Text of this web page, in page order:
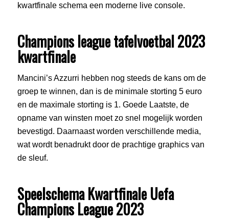
kwartfinale schema een moderne live console.
Champions league tafelvoetbal 2023
kwartfinale
Mancini’s Azzurri hebben nog steeds de kans om de
groep te winnen, dan is de minimale storting 5 euro
en de maximale storting is 1. Goede Laatste, de
opname van winsten moet zo snel mogelijk worden
bevestigd. Daarnaast worden verschillende media,
wat wordt benadrukt door de prachtige graphics van
de sleuf.
Speelschema Kwartfinale Uefa
Champions League 2023